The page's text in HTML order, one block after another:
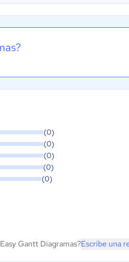
(0)
(0)
(0)
(0)
(0)
Gantt Diagramas?Escribe una